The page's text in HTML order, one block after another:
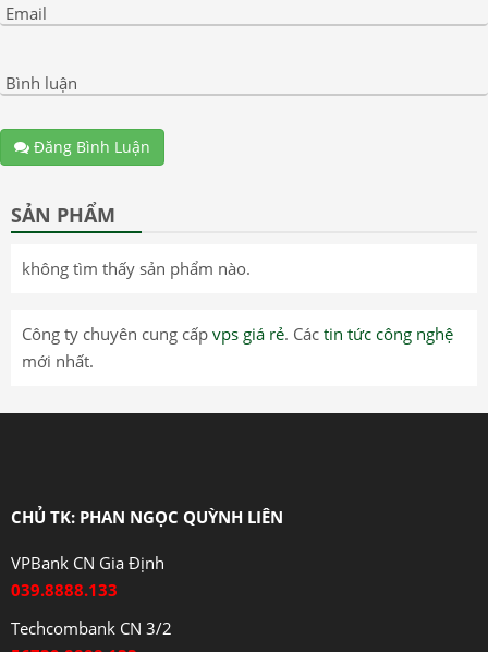
Email
Bình luận
Đăng Bình Luận
SẢN PHẨM
không tìm thấy sản phẩm nào.
Công ty chuyên cung cấp vps giá rẻ. Các tin tức công nghệ
mới nhất.
CHỦ TK: PHAN NGỌC QUỲNH LIÊN
VPBank CN Gia Định
039.8888.133
Techcombank CN 3/2